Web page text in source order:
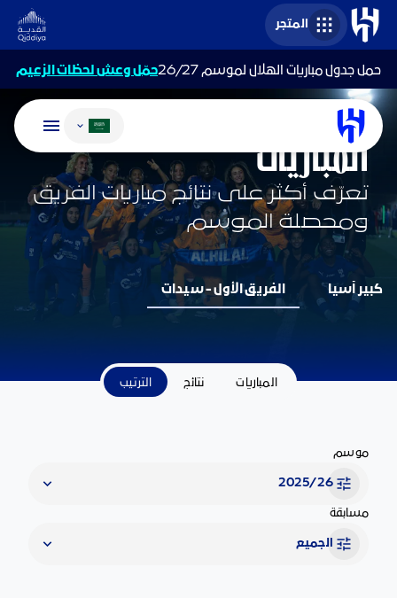
المتجر
حمل جدول مباريات الهلال لموسم 26/27 حمّل وعش لحظات الزعيم
تغيير اللغة فريق السيدات
المباريات
تعرّف أكثر على نتائج مباريات الفريق
ومحصلة الموسم
كبير آسيا الفريق الأول - سيدات
المباريات نتائج الترتيب
موسم
2025/26
مسابقة
الجميع